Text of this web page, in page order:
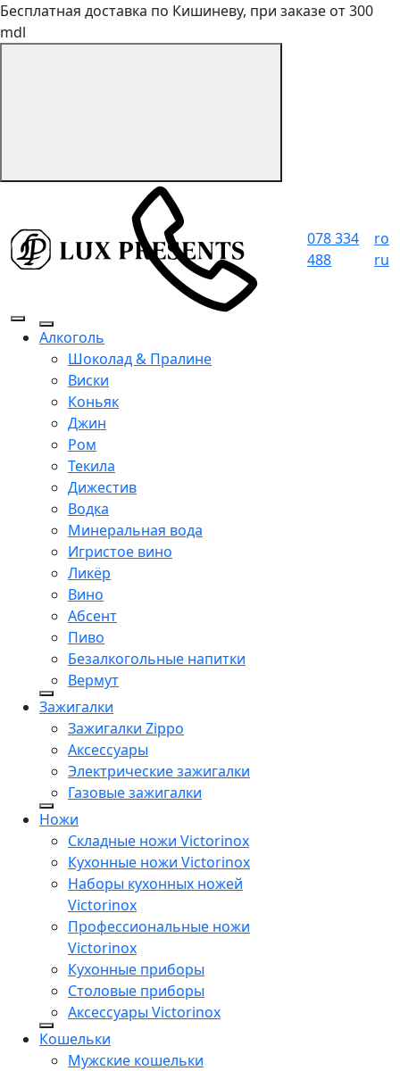
Бесплатная доставка по Кишиневу, при заказе от 300
mdl
078 334
488
ro
ru
Алкоголь
Шоколад & Пралине
Виски
Коньяк
Джин
Ром
Текила
Дижестив
Водка
Минеральная вода
Игристое вино
Ликёр
Вино
Абсент
Пиво
Безалкогольные напитки
Вермут
Зажигалки
Зажигалки Zippo
Аксессуары
Электрические зажигалки
Газовые зажигалки
Ножи
Складные ножи Victorinox
Кухонные ножи Victorinox
Наборы кухонных ножей
Victorinox
Профессиональные ножи
Victorinox
Кухонные приборы
Столовые приборы
Аксессуары Victorinox
Кошельки
Мужские кошельки